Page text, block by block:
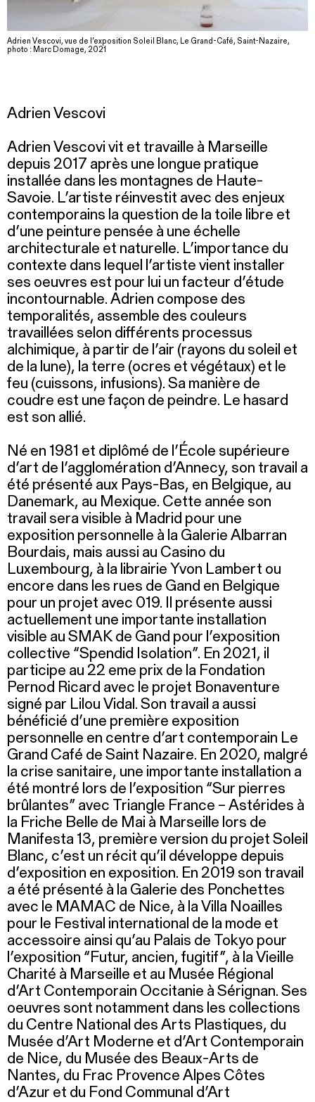
Adrien Vescovi, vue de l’exposition Soleil Blanc, Le Grand-Café, Saint-Nazaire,
photo : Marc Domage, 2021
Adrien Vescovi
Adrien Vescovi vit et travaille à Marseille
depuis 2017 après une longue pratique
installée dans les montagnes de Haute-
Savoie. L’artiste réinvestit avec des enjeux
contemporains la question de la toile libre et
d’une peinture pensée à une échelle
architecturale et naturelle. L’importance du
contexte dans lequel l’artiste vient installer
ses oeuvres est pour lui un facteur d’étude
incontournable. Adrien compose des
temporalités, assemble des couleurs
travaillées selon différents processus
alchimique, à partir de l’air (rayons du soleil et
de la lune), la terre (ocres et végétaux) et le
feu (cuissons, infusions). Sa manière de
coudre est une façon de peindre. Le hasard
est son allié.
Né en 1981 et diplômé de l’École supérieure
d’art de l’agglomération d’Annecy, son travail a
été présenté aux Pays-Bas, en Belgique, au
Danemark, au Mexique. Cette année son
travail sera visible à Madrid pour une
exposition personnelle à la Galerie Albarran
Bourdais, mais aussi au Casino du
Luxembourg, à la librairie Yvon Lambert ou
encore dans les rues de Gand en Belgique
pour un projet avec 019. Il présente aussi
actuellement une importante installation
visible au SMAK de Gand pour l’exposition
collective “Spendid Isolation”. En 2021, il
participe au 22 eme prix de la Fondation
Pernod Ricard avec le projet Bonaventure
signé par Lilou Vidal. Son travail a aussi
bénéficié d’une première exposition
personnelle en centre d’art contemporain Le
Grand Café de Saint Nazaire. En 2020, malgré
la crise sanitaire, une importante installation a
été montré lors de l’exposition “Sur pierres
brûlantes” avec Triangle France – Astérides à
la Friche Belle de Mai à Marseille lors de
Manifesta 13, première version du projet Soleil
Blanc, c’est un récit qu’il développe depuis
d’exposition en exposition. En 2019 son travail
a été présenté à la Galerie des Ponchettes
avec le MAMAC de Nice, à la Villa Noailles
pour le Festival international de la mode et
accessoire ainsi qu’au Palais de Tokyo pour
l’exposition “Futur, ancien, fugitif”, à la Vieille
Charité à Marseille et au Musée Régional
d’Art Contemporain Occitanie à Sérignan. Ses
oeuvres sont notamment dans les collections
du Centre National des Arts Plastiques, du
Musée d’Art Moderne et d’Art Contemporain
de Nice, du Musée des Beaux-Arts de
Nantes, du Frac Provence Alpes Côtes
d’Azur et du Fond Communal d’Art